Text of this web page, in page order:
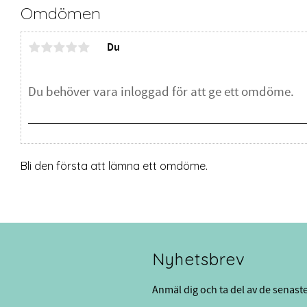
Omdömen
Du
Bli den första att lämna ett omdöme.
Nyhetsbrev
Anmäl dig och ta del av de